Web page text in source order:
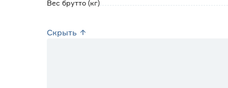
Вес брутто (кг)
Скрыть